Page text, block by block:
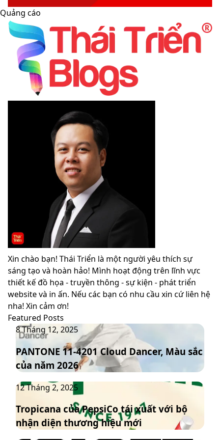
Quảng cáo
Xin chào bạn! Thái Triển là một người yêu thích sự
sáng tạo và hoàn hảo! Mình hoạt động trên lĩnh vực
thiết kế đồ họa - truyền thông - sự kiện - phát triển
website và in ấn. Nếu các bạn có nhu cầu xin cứ liên hệ
nha! Xin cảm ơn!
Featured Posts
PANTONE
11-
4201
Cloud
Màu
của
năm
8 Tháng 12, 2025
PANTONE 11-4201 Cloud Dancer, Màu sắc
của năm 2026
Tropicana
PepsiCo
tái
12 Tháng 2, 2025
Tropicana của PepsiCo tái xuất với bộ
nhận diện thương hiệu mới